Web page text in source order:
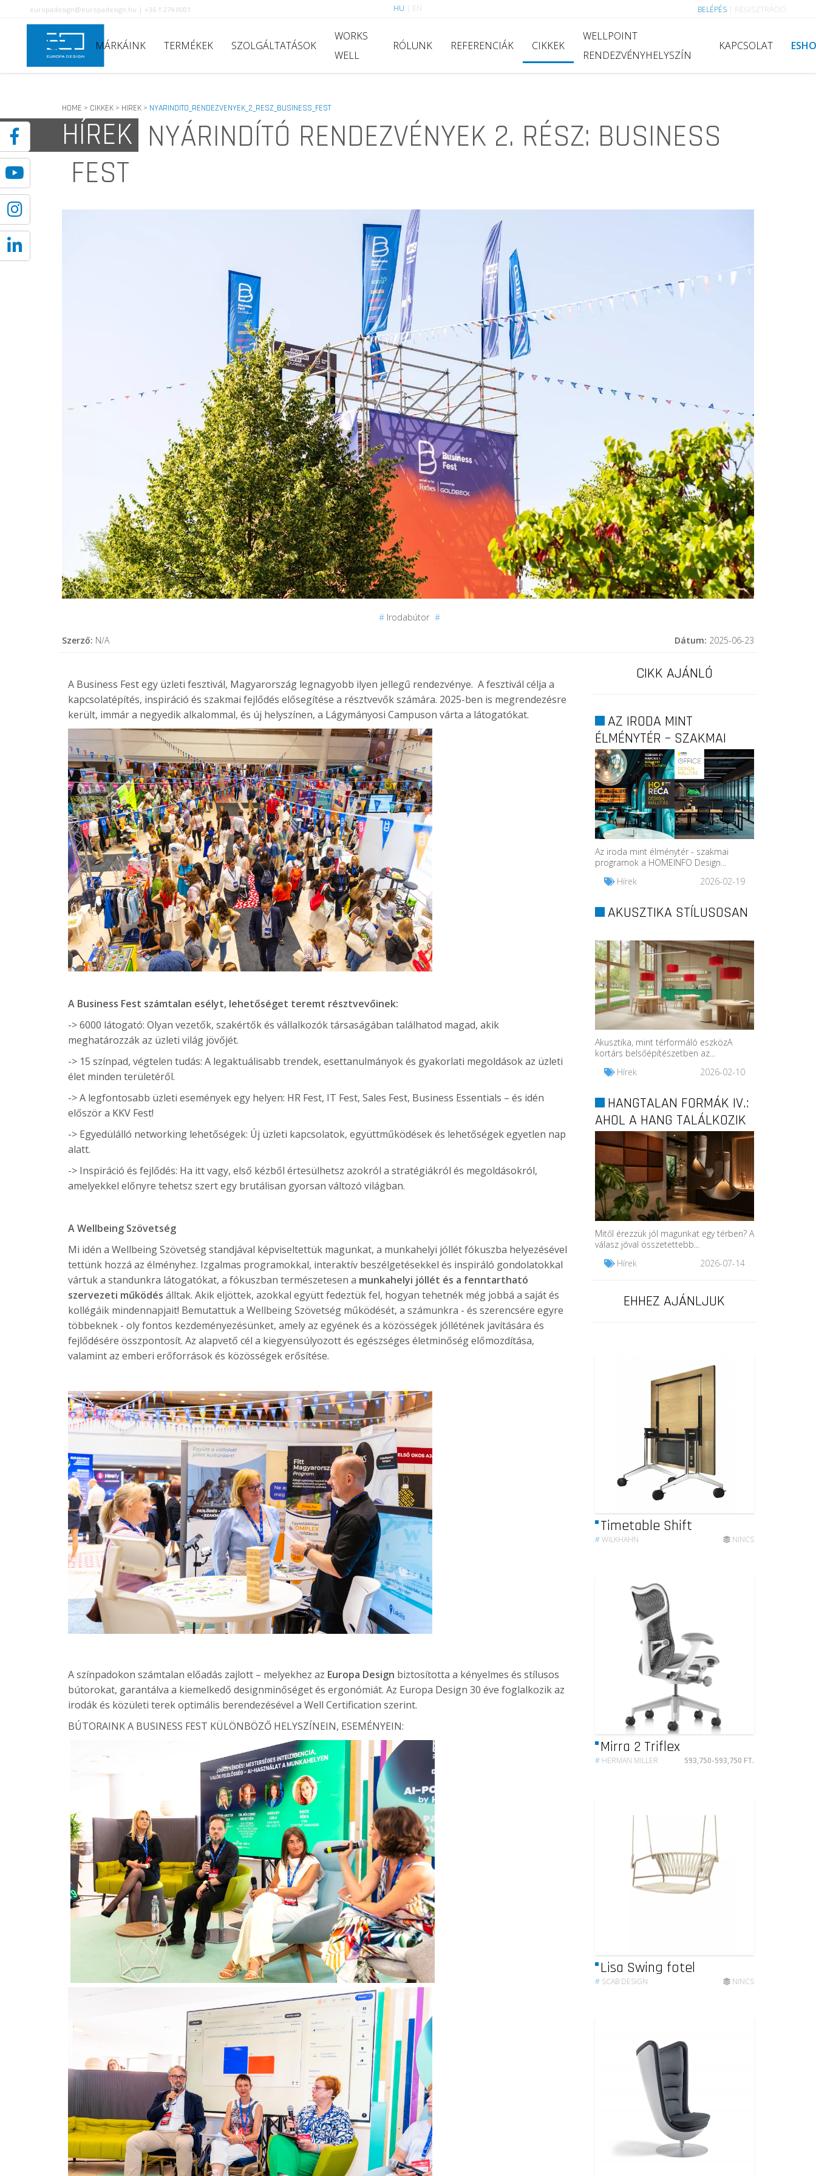
europadesign@europadesign.hu | +36 1 274 0001 HU EN BELÉPÉS REGISZTRÁCIÓ
MÁRKÁINK TERMÉKEK SZOLGÁLTATÁSOK
WORKS
WELL
RÓLUNK REFERENCIÁK CIKKEK
WELLPOINT
RENDEZVÉNYHELYSZÍN
KAPCSOLAT
HOME > CIKKEK > HIREK > NYARINDITO_RENDEZVENYEK_2_RESZ_BUSINESS_FEST
HÍREK NYÁRINDÍTÓ RENDEZVÉNYEK 2. RÉSZ: BUSINESS
FEST
# Irodabútor #
Szerző: N/A Dátum: 2025-06-23
A Business Festegy üzleti fesztivál, Magyarország legnagyobb ilyen jellegű rendezvénye. A fesztivál célja a
kapcsolatépítés, inspiráció és szakmai fejlődés elősegítése a résztvevők számára. 2025-ben is megrendezésre
került, immár a negyedik alkalommal, és új helyszínen, a Lágymányosi Campuson várta a látogatókat.
A Business Fest számtalan esélyt, lehetőséget teremt résztvevőinek:
-> 6000 látogató: Olyan vezetők, szakértők és vállalkozók társaságában találhatod magad, akik
meghatározzák az üzleti világ jövőjét.
-> 15 színpad, végtelen tudás: A legaktuálisabb trendek, esettanulmányok és gyakorlati megoldások az üzleti
élet minden területéről.
-> A legfontosabb üzleti események egy helyen: HR Fest, IT Fest, Sales Fest, Business Essentials – és idén
először a KKV Fest!
-> Egyedülálló networking lehetőségek: Új üzleti kapcsolatok, együttműködések és lehetőségek egyetlen nap
alatt.
-> Inspiráció és fejlődés: Ha itt vagy, első kézből értesülhetsz azokról a stratégiákról és megoldásokról,
amelyekkel előnyre tehetsz szert egy brutálisan gyorsan változó világban.
A Wellbeing Szövetség
Mi idén a Wellbeing Szövetségstandjával képviseltettük magunkat, a munkahelyi jóllét fókuszba helyezésével
tettünk hozzá az élményhez. Izgalmas programokkal, interaktív beszélgetésekkel és inspiráló gondolatokkal
vártuk a standunkra látogatókat, a fókuszban természetesen a munkahelyi jóllét és a fenntartható
szervezeti működés álltak. Akik eljöttek, azokkal együtt fedeztük fel, hogyan tehetnék még jobbá a saját és
kollégáik mindennapjait! Bemutattuk a Wellbeing Szövetség működését, a számunkra - és szerencsére egyre
többeknek - oly fontos kezdeményezésünket, amely az egyének és a közösségek jóllétének javítására és
fejlődésére összpontosít. Az alapvető cél a kiegyensúlyozott és egészséges életminőség előmozdítása,
valamint az emberi erőforrások és közösségek erősítése.
A színpadokon számtalan előadás zajlott – melyekhez az Europa Design biztosította a kényelmes és stílusos
bútorokat, garantálva a kiemelkedő designminőséget és ergonómiát. Az Europa Design 30 éve foglalkozik az
irodák és közületi terek optimális berendezésével a Well Certification szerint.
BÚTORAINK A BUSINESS FEST KÜLÖNBÖZŐ HELYSZÍNEIN, ESEMÉNYEIN:
CIKK AJÁNLÓ
AZ IRODA MINT
ÉLMÉNYTÉR – SZAKMAI
PROGRAMOK A...
Az iroda mint élménytér - szakmai
programok a HOMEINFO Design...
Hírek
2026-02-19
AKUSZTIKA STÍLUSOSAN
Akusztika, mint térformáló eszközA
kortárs belsőépítészetben az...
Hírek
2026-02-10
HANGTALAN FORMÁK IV.:
AHOL A HANG TALÁLKOZIK
A...
Mitől érezzük jól magunkat egy térben? A
válasz jóval összetettebb...
Hírek
2026-07-14
EHHEZ AJÁNLJUK
Timetable Shift
#WILKHAHN NINCS
Mirra 2 Triflex
# HERMAN MILLER 593,750-593,750 FT.
Lisa Swing fotel
# SCAB DESIGN NINCS